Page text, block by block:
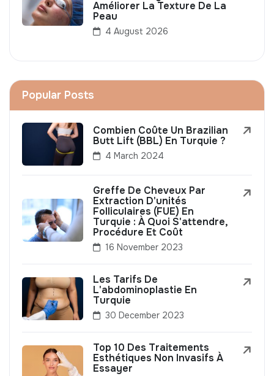
Améliorer La Texture De La
Peau
4 August 2026
Popular Posts
Combien Coûte Un Brazilian
Butt Lift (BBL) En Turquie ?
4 March 2024
Greffe De Cheveux Par
Extraction D'unités
Folliculaires (FUE) En
Turquie : À Quoi S'attendre,
Procédure Et Coût
16 November 2023
Les Tarifs De
L'abdominoplastie En
Turquie
30 December 2023
Top 10 Des Traitements
Esthétiques Non Invasifs À
Essayer